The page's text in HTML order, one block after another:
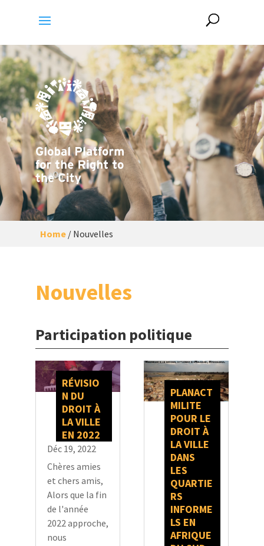
Home/ Nouvelles
Nouvelles
Participation politique
RÉVISIO
N DU
DROIT À
LA VILLE
EN 2022
Déc 19, 2022
Chères amies
et chers amis,
Alors que la fin
de l'année
2022 approche,
nous
PLANACT
MILITE
POUR LE
DROIT À
LA VILLE
DANS
LES
QUARTIE
RS
INFORME
LS EN
AFRIQUE